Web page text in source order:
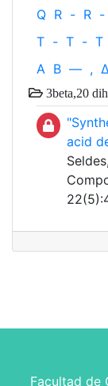
Q R - R -
T - T - T
Α Β — ,
3beta,20
acid
Facultad de